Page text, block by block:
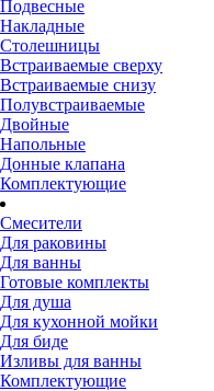
Подвесные
Накладные
Столешницы
Встраиваемые сверху
Встраиваемые снизу
Полувстраиваемые
Двойные
Напольные
Донные клапана
Комплектующие
Смесители
Для раковины
Для ванны
Готовые комплекты
Для душа
Для кухонной мойки
Для биде
Изливы для ванны
Комплектующие